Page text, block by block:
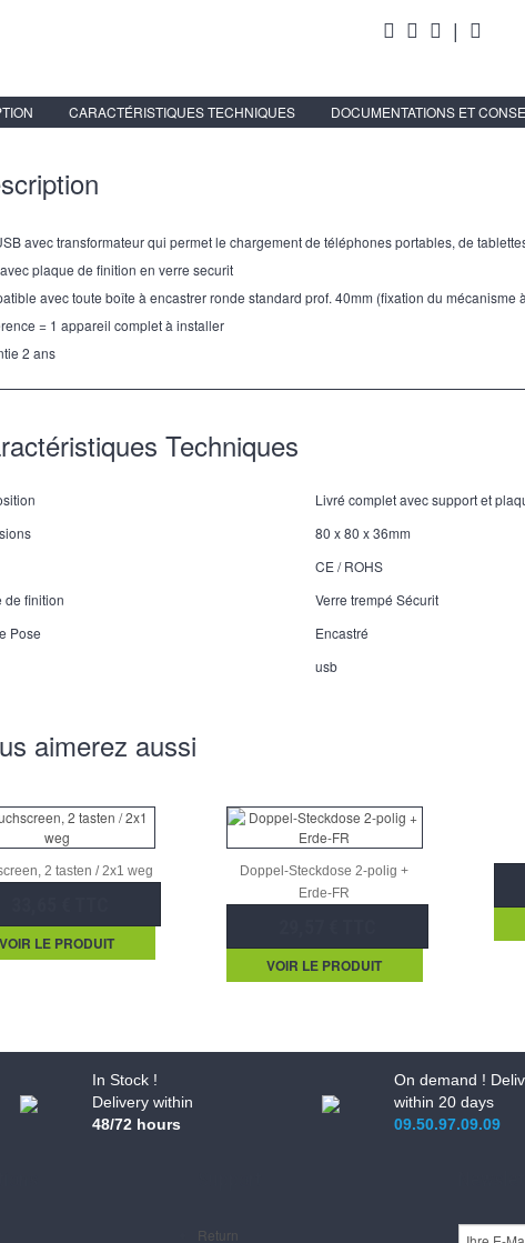
|
CARACTÉRISTIQUES TECHNIQUES DOCUMENTATIONS ET
avec transformateur qui permet le chargement de téléphones portables, de
plaque de finition en verre securit
avec toute boîte à encastrer ronde standard prof. 40mm (fixation du mécanisme
= 1 appareil complet à installer
2 ans
Techniques
Livré complet avec support et
80 x 80 x 36mm
CE / ROHS
de finition
Verre trempé Sécurit
Pose
Encastré
usb
aimerez aussi
2 tasten / 2x1 weg
VOIR LE PRODUIT
Doppel-Steckdose 2-polig +
Erde-FR
VOIR LE PRODUIT
In Stock !
Delivery within
48/72 hours
On demand !
within 20 days
09.50.97.09.09
Return